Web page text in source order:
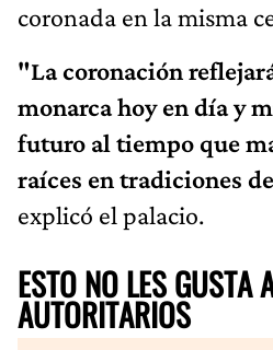
coronada en la misma
"La coronación
monarca hoy en día y
futuro al tiempo que
raíces en tradiciones
explicó el palacio.
ESTO NO LES GUSTA
AUTORITARIOS